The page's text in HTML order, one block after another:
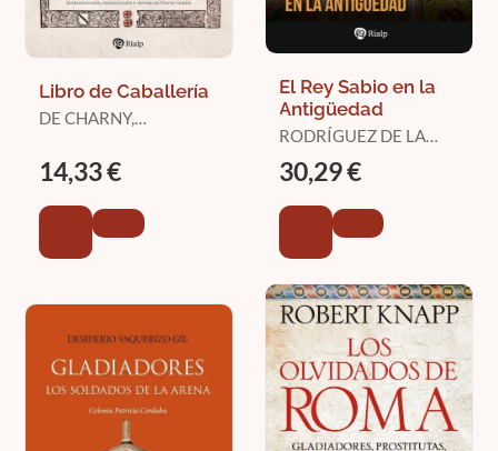
Libro de Caballería
DE CHARNY,
14,33 €
El Rey Sabio en la
Antigüedad
RODRÍGUEZ DE LA
ALEJANDRO
30,29 €